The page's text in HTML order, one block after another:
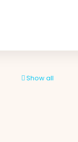
Show all